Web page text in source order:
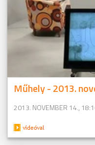
Műhely - 2013.
2013. NOVEMBER 14.,